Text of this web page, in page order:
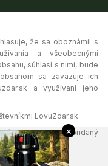
že sa oboznámil s
a všeobecnými
súhlasí s nimi, bude
sa zaväzuje ich
a využívaní jeho
LovuZdar.sk.
obsah pridaný
×